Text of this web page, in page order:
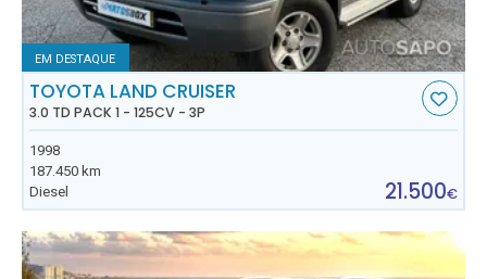
EM DESTAQUE
TOYOTA LAND CRUISER
3.0 TD PACK 1 - 125CV - 3P
1998
187.450 km
Diesel
21.500€